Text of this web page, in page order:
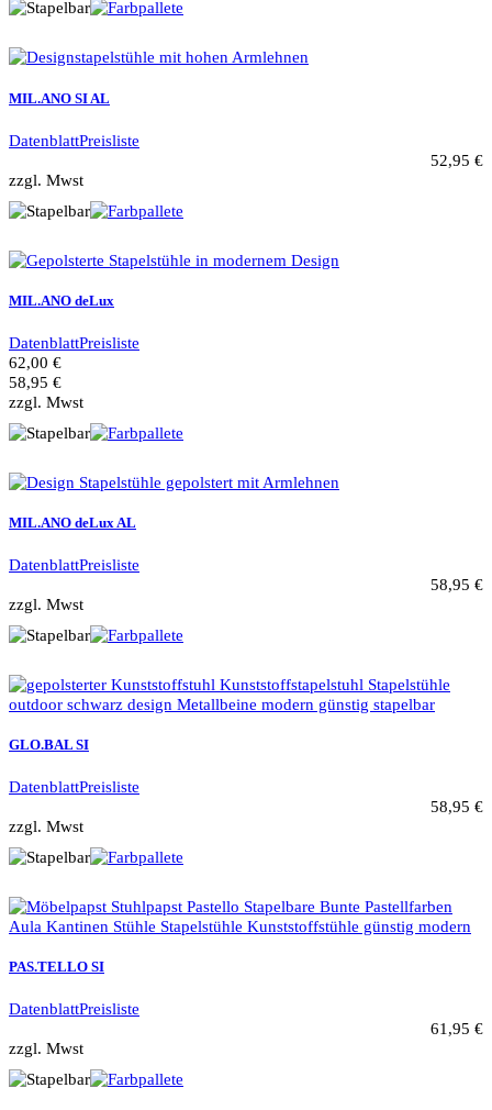
MIL.ANO SI AL
DatenblattPreisliste
52,95 €
zzgl. Mwst
MIL.ANO deLux
DatenblattPreisliste
62,00 €
58,95 €
zzgl. Mwst
MIL.ANO deLux AL
DatenblattPreisliste
58,95 €
zzgl. Mwst
GLO.BAL SI
DatenblattPreisliste
58,95 €
zzgl. Mwst
PAS.TELLO SI
DatenblattPreisliste
61,95 €
zzgl. Mwst